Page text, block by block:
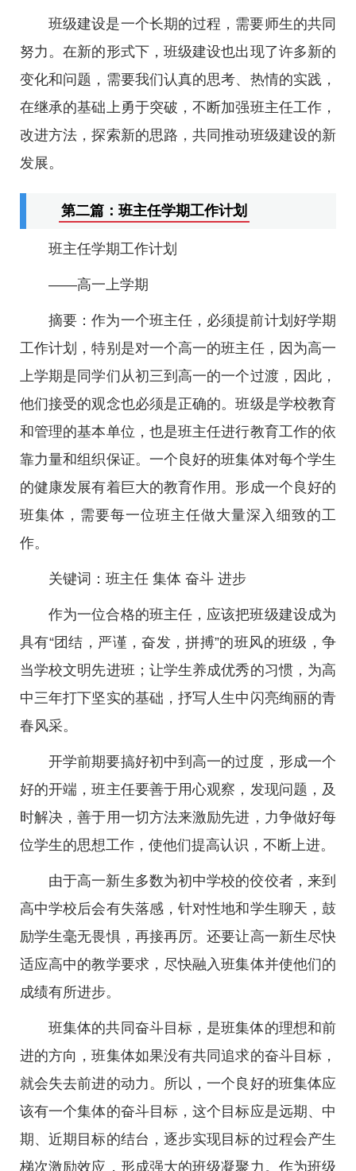
班级建设是一个长期的过程，需要师生的共同
努力。在新的形式下，班级建设也出现了许多新的
变化和问题，需要我们认真的思考、热情的实践，
在继承的基础上勇于突破，不断加强班主任工作，
改进方法，探索新的思路，共同推动班级建设的新
发展。
第二篇：班主任学期工作计划
班主任学期工作计划
——高一上学期
摘要：作为一个班主任，必须提前计划好学期
工作计划，特别是对一个高一的班主任，因为高一
上学期是同学们从初三到高一的一个过渡，因此，
他们接受的观念也必须是正确的。班级是学校教育
和管理的基本单位，也是班主任进行教育工作的依
靠力量和组织保证。一个良好的班集体对每个学生
的健康发展有着巨大的教育作用。形成一个良好的
班集体，需要每一位班主任做大量深入细致的工
作。
关键词：班主任 集体 奋斗 进步
作为一位合格的班主任，应该把班级建设成为
具有“团结，严谨，奋发，拼搏”的班风的班级，争
当学校文明先进班；让学生养成优秀的习惯，为高
中三年打下坚实的基础，抒写人生中闪亮绚丽的青
春风采。
开学前期要搞好初中到高一的过度，形成一个
好的开端，班主任要善于用心观察，发现问题，及
时解决，善于用一切方法来激励先进，力争做好每
位学生的思想工作，使他们提高认识，不断上进。
由于高一新生多数为初中学校的佼佼者，来到
高中学校后会有失落感，针对性地和学生聊天，鼓
励学生毫无畏惧，再接再厉。还要让高一新生尽快
适应高中的教学要求，尽快融入班集体并使他们的
成绩有所进步。
班集体的共同奋斗目标，是班集体的理想和前
进的方向，班集体如果没有共同追求的奋斗目标，
就会失去前进的动力。所以，一个良好的班集体应
该有一个集体的奋斗目标，这个目标应是远期、中
期、近期目标的结台，逐步实现目标的过程会产生
梯次激励效应，形成强大的班级凝聚力。作为班级